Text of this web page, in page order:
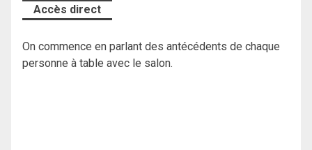
Accès direct
On commence en parlant des antécédents de chaque
personne à table avec le salon.